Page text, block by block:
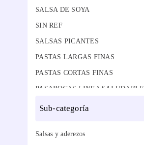
275
255
240
207
200
150
47
SALSA DE SOYA
SIN REF
SALSAS PICANTES
PASTAS LARGAS FINAS
PASTAS CORTAS FINAS
PASABOCAS LINEA SALUDABLE
PALILLOS
OTROS ADEREZOS
sub-categoría
Salsas y aderezos